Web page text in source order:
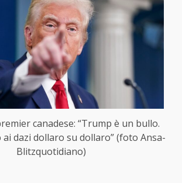
canadese: “Trump è un bullo.
ai dazi dollaro su dollaro” (foto Ansa-
Blitzquotidiano)